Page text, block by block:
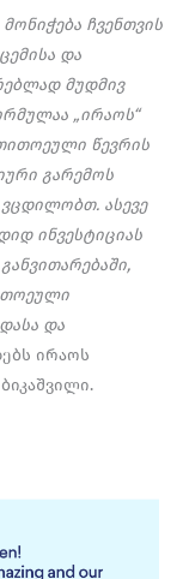
ჩვენთვის
და
მუდმივ
„ირაოს“
წევრის
გარემოს
ვცდილობთ. ასევე
ინვესტიციას
და
ირაოს